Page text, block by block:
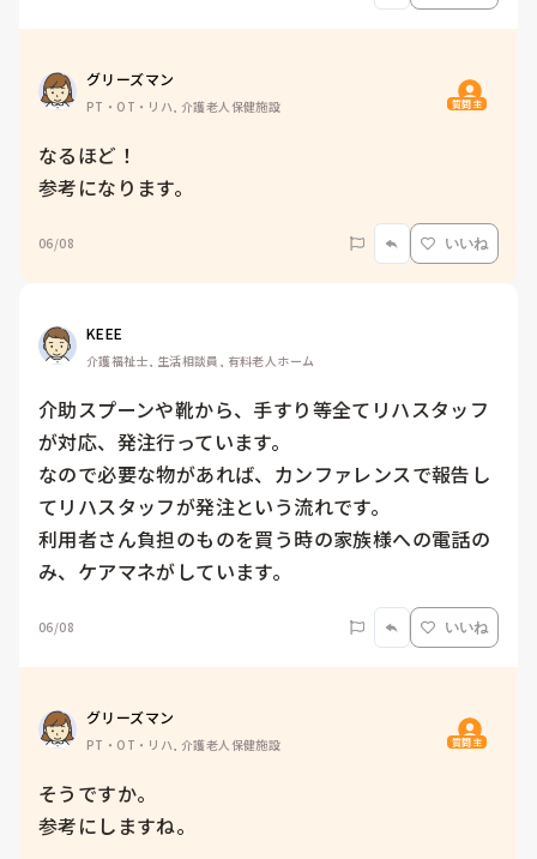
グリーズマン
PT・OT・リハ, 介護老人保健施設 質問主
なるほど！
参考になります。
06/08 いいね
KEEE
介護福祉士, 生活相談員, 有料老人ホーム
介助スプーンや靴から、手すり等全てリハスタッフ
が対応、発注行っています。
なので必要な物があれば、カンファレンスで報告し
てリハスタッフが発注という流れです。
利用者さん負担のものを買う時の家族様への電話の
み、ケアマネがしています。
06/08 いいね
グリーズマン
PT・OT・リハ, 介護老人保健施設 質問主
そうですか。
参考にしますね。